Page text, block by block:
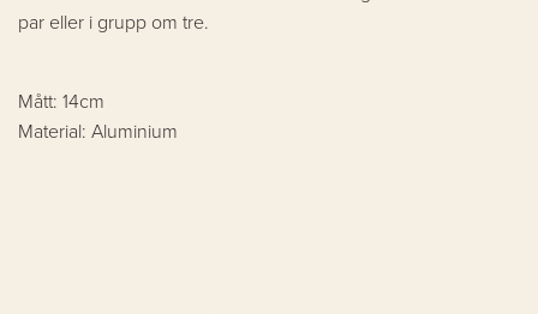
par eller i grupp om tre.
Mått: 14cm
Material: Aluminium